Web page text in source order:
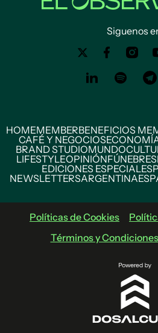
Siguenos
HOMEMEMBERBENEFICIOS
CAFÉ Y NEGOCIOS
BRAND STUDIOMUNDO
LIFESTYLEOPINIÓNFÚNEBRES
EDICIONES ESPECIALES
NEWSLETTERSARGENTINA
Políticas de Cookies
Términos y Condiciones